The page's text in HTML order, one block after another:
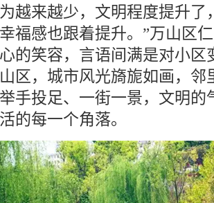
越来越少，文明程度提升了
福感也跟着提升。”万山区
的笑容，言语间满是对小区
区，城市风光旖旎如画，邻
手投足、一街一景，文明的
的每一个角落。